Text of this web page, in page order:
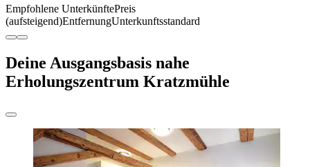
Empfohlene UnterkünftePreis
(aufsteigend)EntfernungUnterkunftsstandard
Deine Ausgangsbasis nahe
Erholungszentrum Kratzmühle